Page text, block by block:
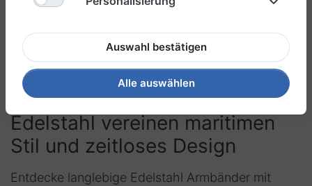
Armbänder aus
Edelstahlvereinenmaritimen
Stil und zeitloses Design
Entdecke langlebige Edelstahl Armbänder mit
Auswahl bestätigen
Alle auswählen